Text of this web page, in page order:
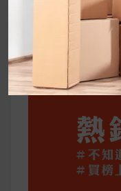
公主營養師：
你一定要知道